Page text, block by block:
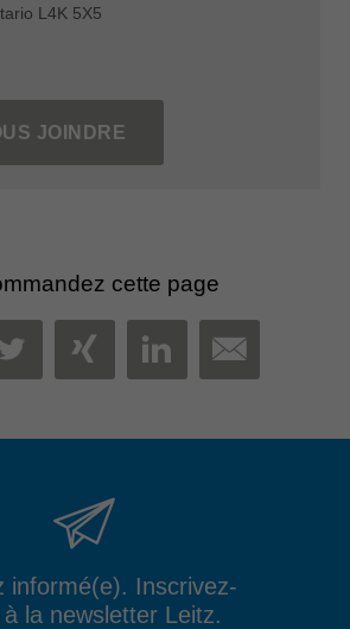
L4K 5X5
JOINDRE
cette page
TWITTER
XINGLINKEDIN
MAIL
informé(e). Inscrivez-
la newsletter Leitz.